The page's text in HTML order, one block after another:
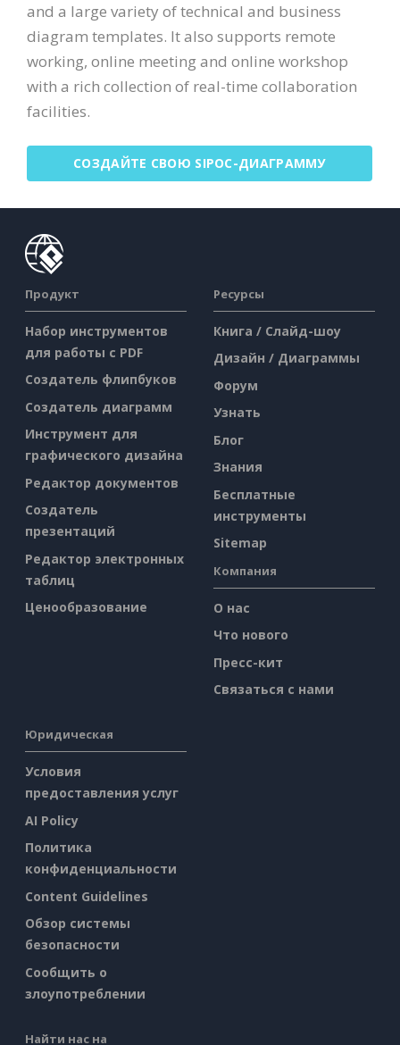
and a large variety of technical and business
diagram templates. It also supports remote
working, online meeting and online workshop
with a rich collection of real-time collaboration
facilities.
СОЗДАЙТЕ СВОЮ SIPOC-ДИАГРАММУ
Продукт
Набор инструментов
для работы с PDF
Создатель флипбуков
Создатель диаграмм
Инструмент для
графического дизайна
Редактор документов
Создатель
презентаций
Редактор электронных
таблиц
Ценообразование
Ресурсы
Книга / Слайд-шоу
Дизайн / Диаграммы
Форум
Узнать
Блог
Знания
Бесплатные
инструменты
Sitemap
Компания
О нас
Что нового
Пресс-кит
Связаться с нами
Юридическая
Условия
предоставления услуг
AI Policy
Политика
конфиденциальности
Content Guidelines
Обзор системы
безопасности
Сообщить о
злоупотреблении
Найти нас на